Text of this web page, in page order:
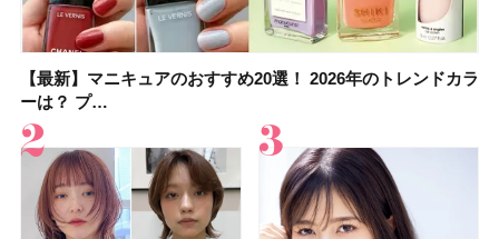
【最新】マニキュアのおすすめ20選！ 2026年のトレンドカラ
ーは？ プ…
大野真理子さんのリピ買い「ブライトニング」14選！ 透明肌
の秘訣を公開
【最新】マニキュアのおすすめ20選！ 2026年のトレンドカラ
ーは？ プ…
【2026夏】「香水・フレグランス」ランキングTOP5！＜美
容マニア・マ…
【おすすめダイエットサプリ８選】食べすぎた日をサポー
ト！選び方＆糖質・脂…
【2026年夏】おすすめのウルフカット10選！ レングス別に人
気のヘアス…
【橋本環奈さんの美容Q&A】顔用コスメで全身ケア！「お尻
や脚も喜んでくれ…
【セザンヌ新色】ブライトカラーシーラーを全色レビュー！
色補正効果をビフォ…